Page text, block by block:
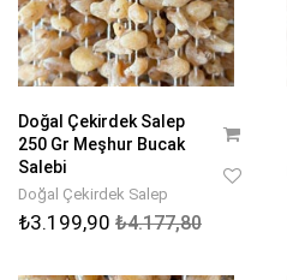
Doğal Çekirdek Salep
250 Gr Meşhur Bucak
Salebi
Doğal Çekirdek Salep
₺3.199,90 ₺4.177,80